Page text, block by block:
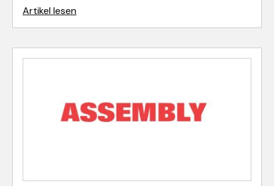
Artikel lesen